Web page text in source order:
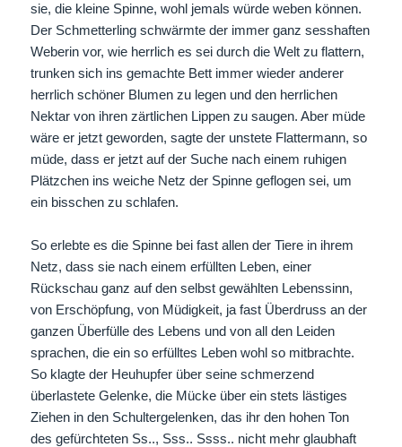
sie, die kleine Spinne, wohl jemals würde weben können.
Der Schmetterling schwärmte der immer ganz sesshaften
Weberin vor, wie herrlich es sei durch die Welt zu flattern,
trunken sich ins gemachte Bett immer wieder anderer
herrlich schöner Blumen zu legen und den herrlichen
Nektar von ihren zärtlichen Lippen zu saugen. Aber müde
wäre er jetzt geworden, sagte der unstete Flattermann, so
müde, dass er jetzt auf der Suche nach einem ruhigen
Plätzchen ins weiche Netz der Spinne geflogen sei, um
ein bisschen zu schlafen.
So erlebte es die Spinne bei fast allen der Tiere in ihrem
Netz, dass sie nach einem erfüllten Leben, einer
Rückschau ganz auf den selbst gewählten Lebenssinn,
von Erschöpfung, von Müdigkeit, ja fast Überdruss an der
ganzen Überfülle des Lebens und von all den Leiden
sprachen, die ein so erfülltes Leben wohl so mitbrachte.
So klagte der Heuhupfer über seine schmerzend
überlastete Gelenke, die Mücke über ein stets lästiges
Ziehen in den Schultergelenken, das ihr den hohen Ton
des gefürchteten Ss.., Sss.. Ssss.. nicht mehr glaubhaft